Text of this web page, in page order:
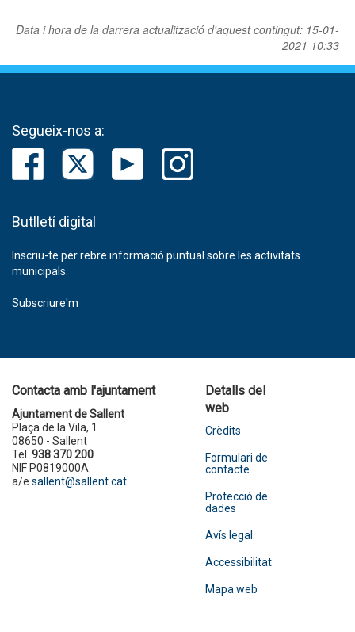
Data i hora de la darrera actualització d'aquest contingut: 15-01-
2021 10:33
Segueix-nos a:
Butlletí digital
Inscriu-te per rebre informació puntual sobre les activitats
municipals.
Subscriure'm
Contacta amb l'ajuntament
Ajuntament de Sallent
Plaça de la Vila, 1
08650 - Sallent
Tel. 938 370 200
NIF P0819000A
a/e sallent@sallent.cat
Detalls del
web
Crèdits
Formulari de
contacte
Protecció de
dades
Avís legal
Accessibilitat
Mapa web